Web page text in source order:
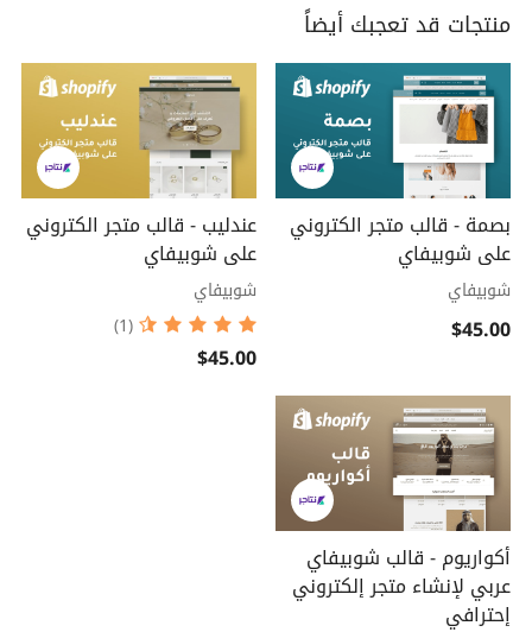
منتجات قد تعجبك أيضاً
بصمة - قالب متجر الكتروني
على شوبيفاي
شوبيفاي
$45.00
عندليب - قالب متجر الكتروني
على شوبيفاي
شوبيفاي
(1)
$45.00
أكواريوم - قالب شوبيفاي
عربي لإنشاء متجر إلكتروني
إحترافي